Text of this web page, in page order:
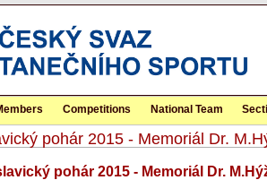
Competitions National Team
pohár 2015 - Memoriál Dr.
pohár 2015 - Memoriál Dr.